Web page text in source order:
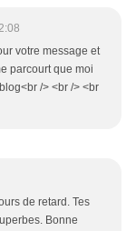
votre message et
parcourt que moi
/> <br /> <br
de retard. Tes
Bonne